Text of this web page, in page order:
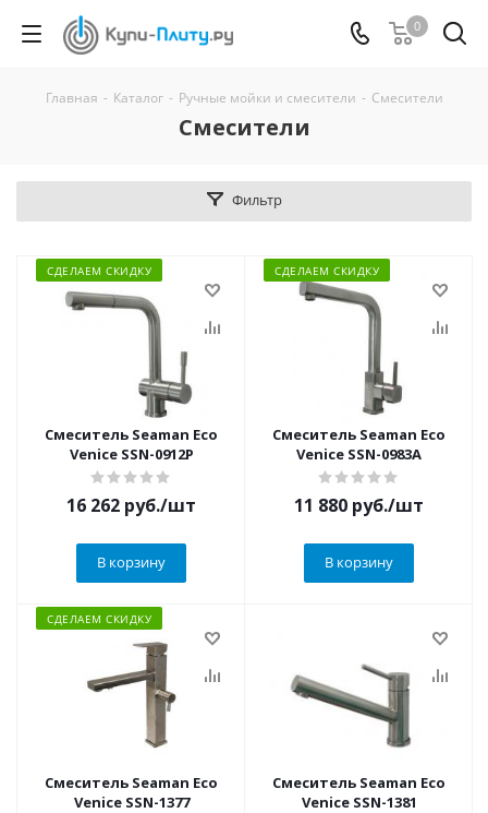
0
Главная - Каталог - Ручные мойки и смесители - Смесители
Смесители
Фильтр
СДЕЛАЕМ СКИДКУ
Смеситель Seaman Eco
Venice SSN-0912P
16 262 руб./шт
В корзину
СДЕЛАЕМ СКИДКУ
Смеситель Seaman Eco
Venice SSN-0983A
11 880 руб./шт
В корзину
СДЕЛАЕМ СКИДКУ
Смеситель Seaman Eco
Venice SSN-1377
Смеситель Seaman Eco
Venice SSN-1381